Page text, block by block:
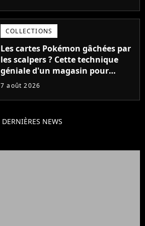
COLLECTIONS
Les cartes Pokémon gâchées par
les scalpers ? Cette technique
géniale d'un magasin pour
ruiner les revendeurs
7 août 2026
DERNIÈRES NEWS